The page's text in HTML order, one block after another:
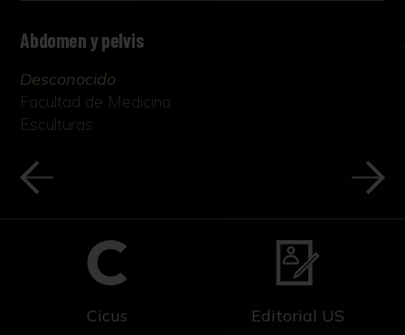
Abdomen y pelvis
Desconocido
Facultad de Medicina
Esculturas
Cicus Editorial US